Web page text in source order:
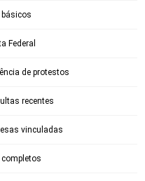
Federal
de protestos
recentes
vinculadas